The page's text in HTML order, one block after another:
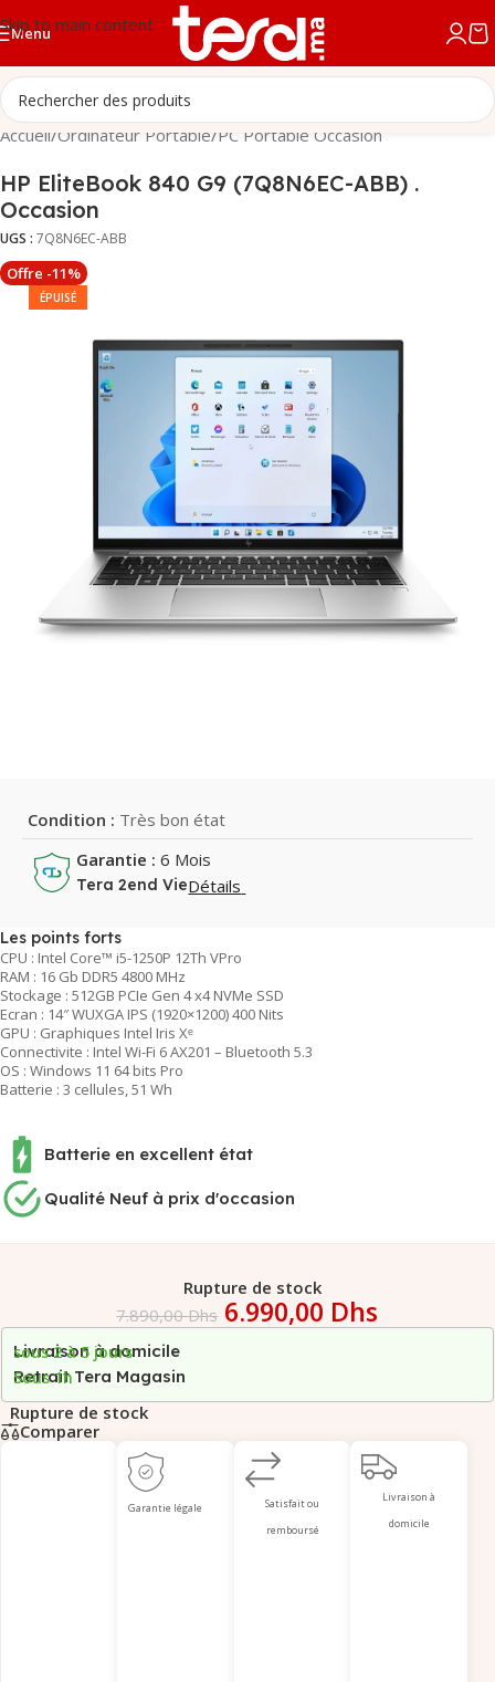
Skip to main content
Menu
Accueil/Ordinateur Portable/PC Portable Occasion
HP EliteBook 840 G9 (7Q8N6EC-ABB) .
Occasion
UGS : 7Q8N6EC-ABB
Offre -11%
ÉPUISÉ
Condition : Très bon état
Garantie : 6 Mois
Tera 2end VieDétails
Les points forts
CPU : Intel Core™ i5-1250P 12Th VPro
RAM : 16 Gb DDR5 4800 MHz
Stockage : 512GB PCIe Gen 4 x4 NVMe SSD
Ecran : 14″ WUXGA IPS (1920×1200) 400 Nits
GPU : Graphiques Intel Iris Xᵉ
Connectivite : Intel Wi-Fi 6 AX201 – Bluetooth 5.3
OS : Windows 11 64 bits Pro
Batterie : 3 cellules, 51 Wh
Batterie en excellent état
Qualité Neuf à prix d'occasion
Rupture de stock
7.890,00Dhs 6.990,00 Dhs
Livraison à domicile
sous 2 à 5 jours
Retrait Tera Magasin
Sous 1h
Rupture de stock
Comparer
Garantie légale
Satisfait ou
remboursé
Livraison à
domicile